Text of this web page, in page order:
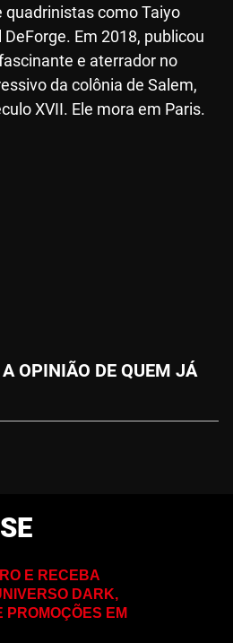
quadrinistas como Taiyo
Em 2018, publicou
e aterrador no
da colônia de Salem,
XVII. Ele mora em Paris.
OPINIÃO DE QUEM JÁ
E RECEBA
DARK,
EM